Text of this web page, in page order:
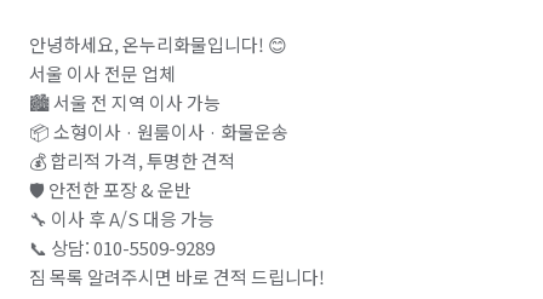
안녕하세요, 온누리화물입니다! 😊
서울 이사 전문 업체
🏙️ 서울 전 지역 이사 가능
📦 소형이사 · 원룸이사 · 화물운송
💰 합리적 가격, 투명한 견적
🛡️ 안전한 포장 & 운반
🔧 이사 후 A/S 대응 가능
📞 상담: 010-5509-9289
짐 목록 알려주시면 바로 견적 드립니다!